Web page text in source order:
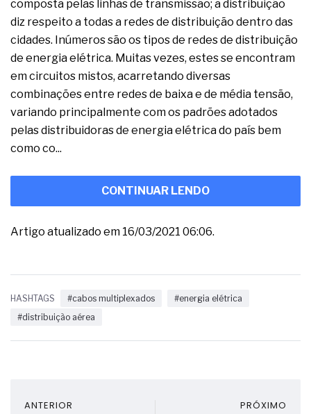
composta pelas linhas de transmissão; a distribuição
diz respeito a todas a redes de distribuição dentro das
cidades. Inúmeros são os tipos de redes de distribuição
de energia elétrica. Muitas vezes, estes se encontram
em circuitos mistos, acarretando diversas
combinações entre redes de baixa e de média tensão,
variando principalmente com os padrões adotados
pelas distribuidoras de energia elétrica do país bem
como co...
CONTINUAR LENDO
Artigo atualizado em 16/03/2021 06:06.
HASHTAGS #cabos multiplexados
#energia elétrica
#distribuição aérea
ANTERIOR PRÓXIMO